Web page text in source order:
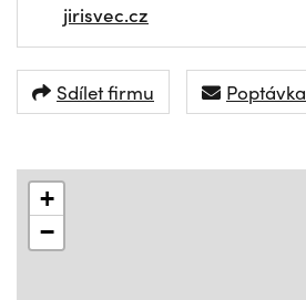
jirisvec.cz
Sdílet firmu Poptávka
+
−